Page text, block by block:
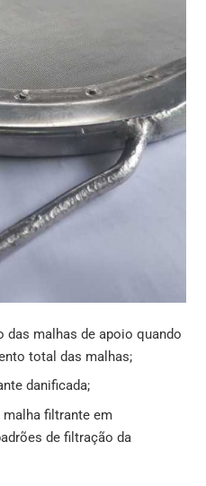
das malhas de apoio quando
total das malhas;
danificada;
malha filtrante em
de filtração da